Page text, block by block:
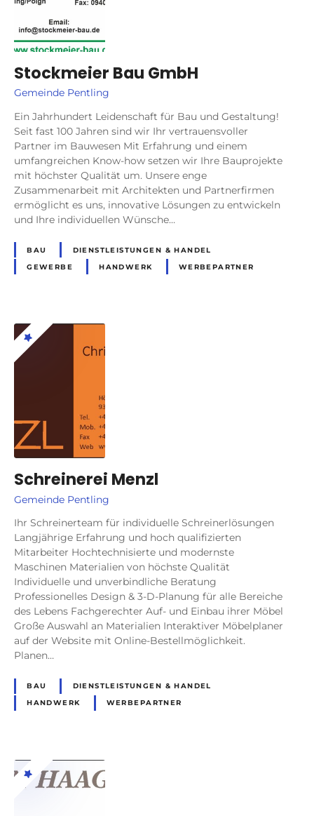
Stockmeier Bau GmbH
Gemeinde Pentling
Ein Jahrhundert Leidenschaft für Bau und Gestaltung!
Seit fast 100 Jahren sind wir Ihr vertrauensvoller
Partner im Bauwesen Mit Erfahrung und einem
umfangreichen Know-how setzen wir Ihre Bauprojekte
mit höchster Qualität um. Unsere enge
Zusammenarbeit mit Architekten und Partnerfirmen
ermöglicht es uns, innovative Lösungen zu entwickeln
und Ihre individuellen Wünsche…
BAU
DIENSTLEISTUNGEN & HANDEL
GEWERBE
HANDWERK WERBEPARTNER
Schreinerei Menzl
Gemeinde Pentling
Ihr Schreinerteam für individuelle Schreinerlösungen
Langjährige Erfahrung und hoch qualifizierten
Mitarbeiter Hochtechnisierte und modernste
Maschinen Materialien von höchste Qualität
Individuelle und unverbindliche Beratung
Professionelles Design & 3-D-Planung für alle Bereiche
des Lebens Fachgerechter Auf- und Einbau ihrer Möbel
Große Auswahl an Materialien Interaktiver Möbelplaner
auf der Website mit Online-Bestellmöglichkeit.
Planen…
BAU
DIENSTLEISTUNGEN & HANDEL
HANDWERK
WERBEPARTNER